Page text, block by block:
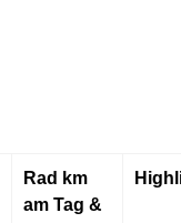
Rad km
am Tag &